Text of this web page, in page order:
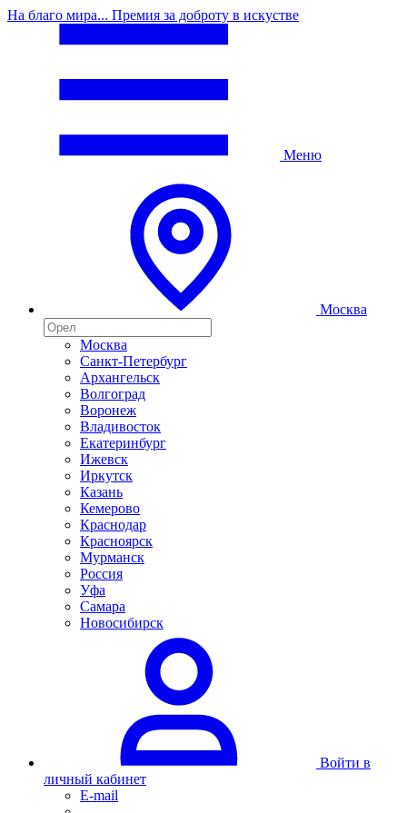
На благо мира... Премия за доброту в искустве
Меню
Москва
Москва
Санкт-Петербург
Архангельск
Волгоград
Воронеж
Владивосток
Екатеринбург
Ижевск
Иркутск
Казань
Кемерово
Краснодар
Красноярск
Мурманск
Россия
Уфа
Самара
Новосибирск
Войти в
личный кабинет
E-mail